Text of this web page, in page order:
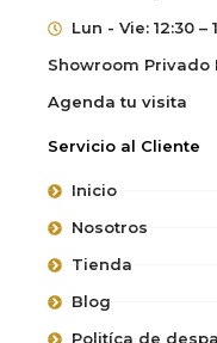
Lun - Vie: 12:30 –
Showroom Privado
Agenda tu visita
Servicio al Cliente
Inicio
Nosotros
Tienda
Blog
Politíca de